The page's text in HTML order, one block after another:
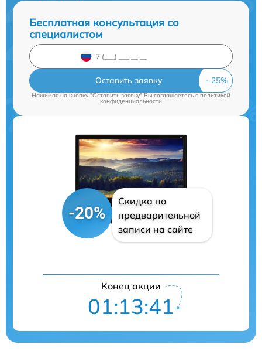
Бесплатная консультация со
специалистом
Оставить заявку
Нажимая на кнопку "Оставить заявку" Вы соглашаетесь cполитикой
конфиденциальности
-20%
Скидка по
предварительной
записи на сайте
Конец акции
01:13:40